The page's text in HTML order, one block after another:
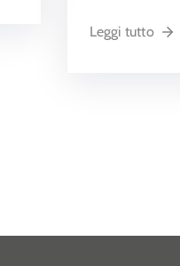
Leggi tutto